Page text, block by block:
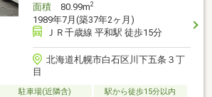
面積80.99m2
1989年7月(築37年2ヶ月)
ＪＲ千歳線 平和駅 徒歩15分
北海道札幌市白石区川下五条３丁
目
駐車場(近隣含) 駅から徒歩15分以内